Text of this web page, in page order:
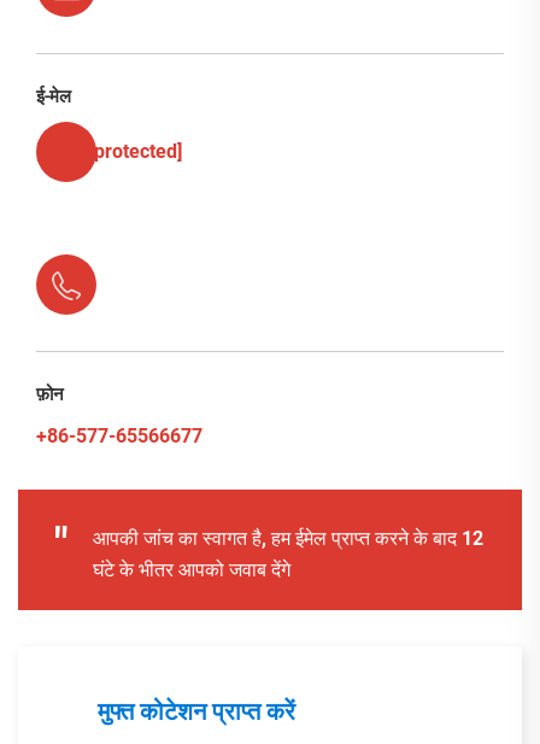
ई-मेल
[email protected]
फ़ोन
+86-577-65566677
"
आपकी जांच का स्वागत है, हम ईमेल प्राप्त करने के बाद 12
घंटे के भीतर आपको जवाब देंगे
मुफ्त कोटेशन प्राप्त करें